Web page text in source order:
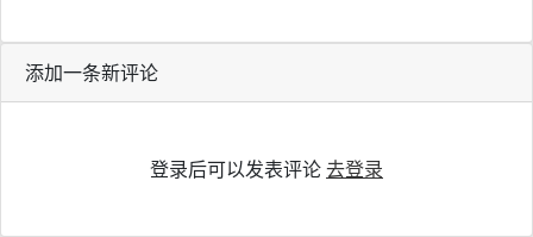
添加一条新评论
登录后可以发表评论去登录